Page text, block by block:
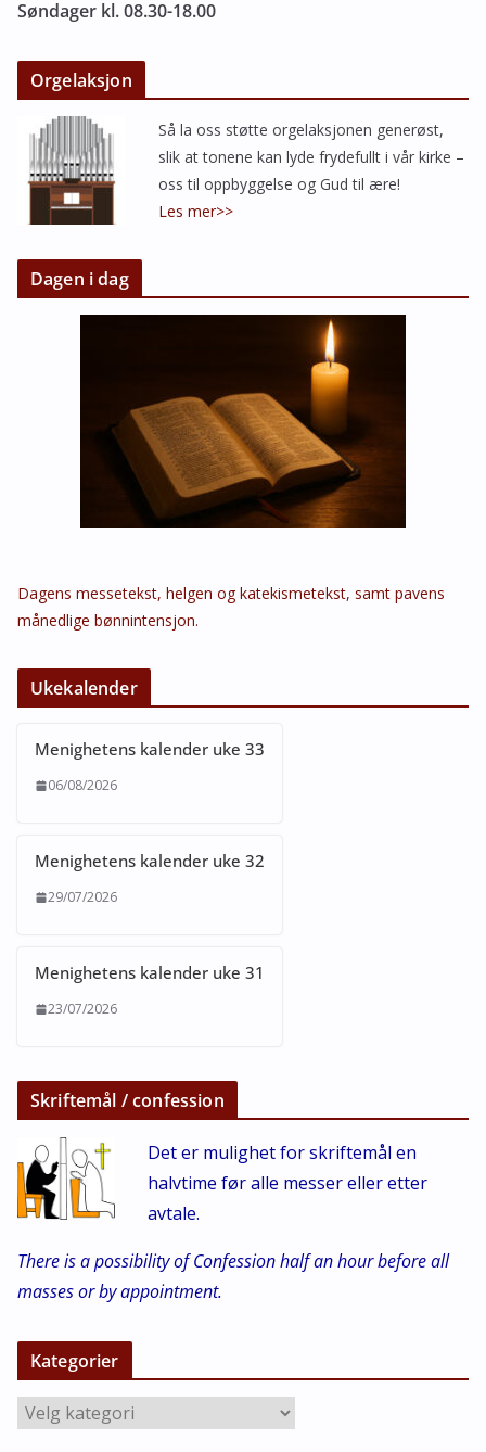
Søndager kl. 08.30-18.00
Orgelaksjon
Så la oss støtte orgelaksjonen generøst,
slik at tonene kan lyde frydefullt i vår kirke –
oss til oppbyggelse og Gud til ære!
Les mer>>
Dagen i dag
Dagens messetekst, helgen og katekismetekst, samt pavens
månedlige bønnintensjon.
Ukekalender
Menighetens kalender uke 33
06/08/2026
Menighetens kalender uke 32
29/07/2026
Menighetens kalender uke 31
23/07/2026
Skriftemål / confession
Det er mulighet for skriftemål en
halvtime før alle messer eller etter
avtale.
There is a possibility of Confession half an hour before all
masses or by appointment.
Kategorier
K